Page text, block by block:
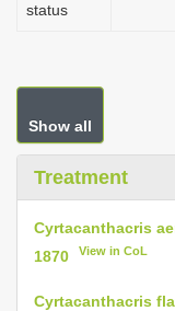
status
Show all
Treatment
Cyrtacanthacris
1870
View in CoL
Cyrtacanthacris